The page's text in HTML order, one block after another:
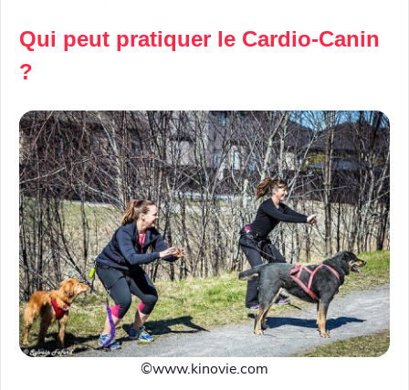
Qui peut pratiquer le Cardio-Canin
?
©️www.kinovie.com